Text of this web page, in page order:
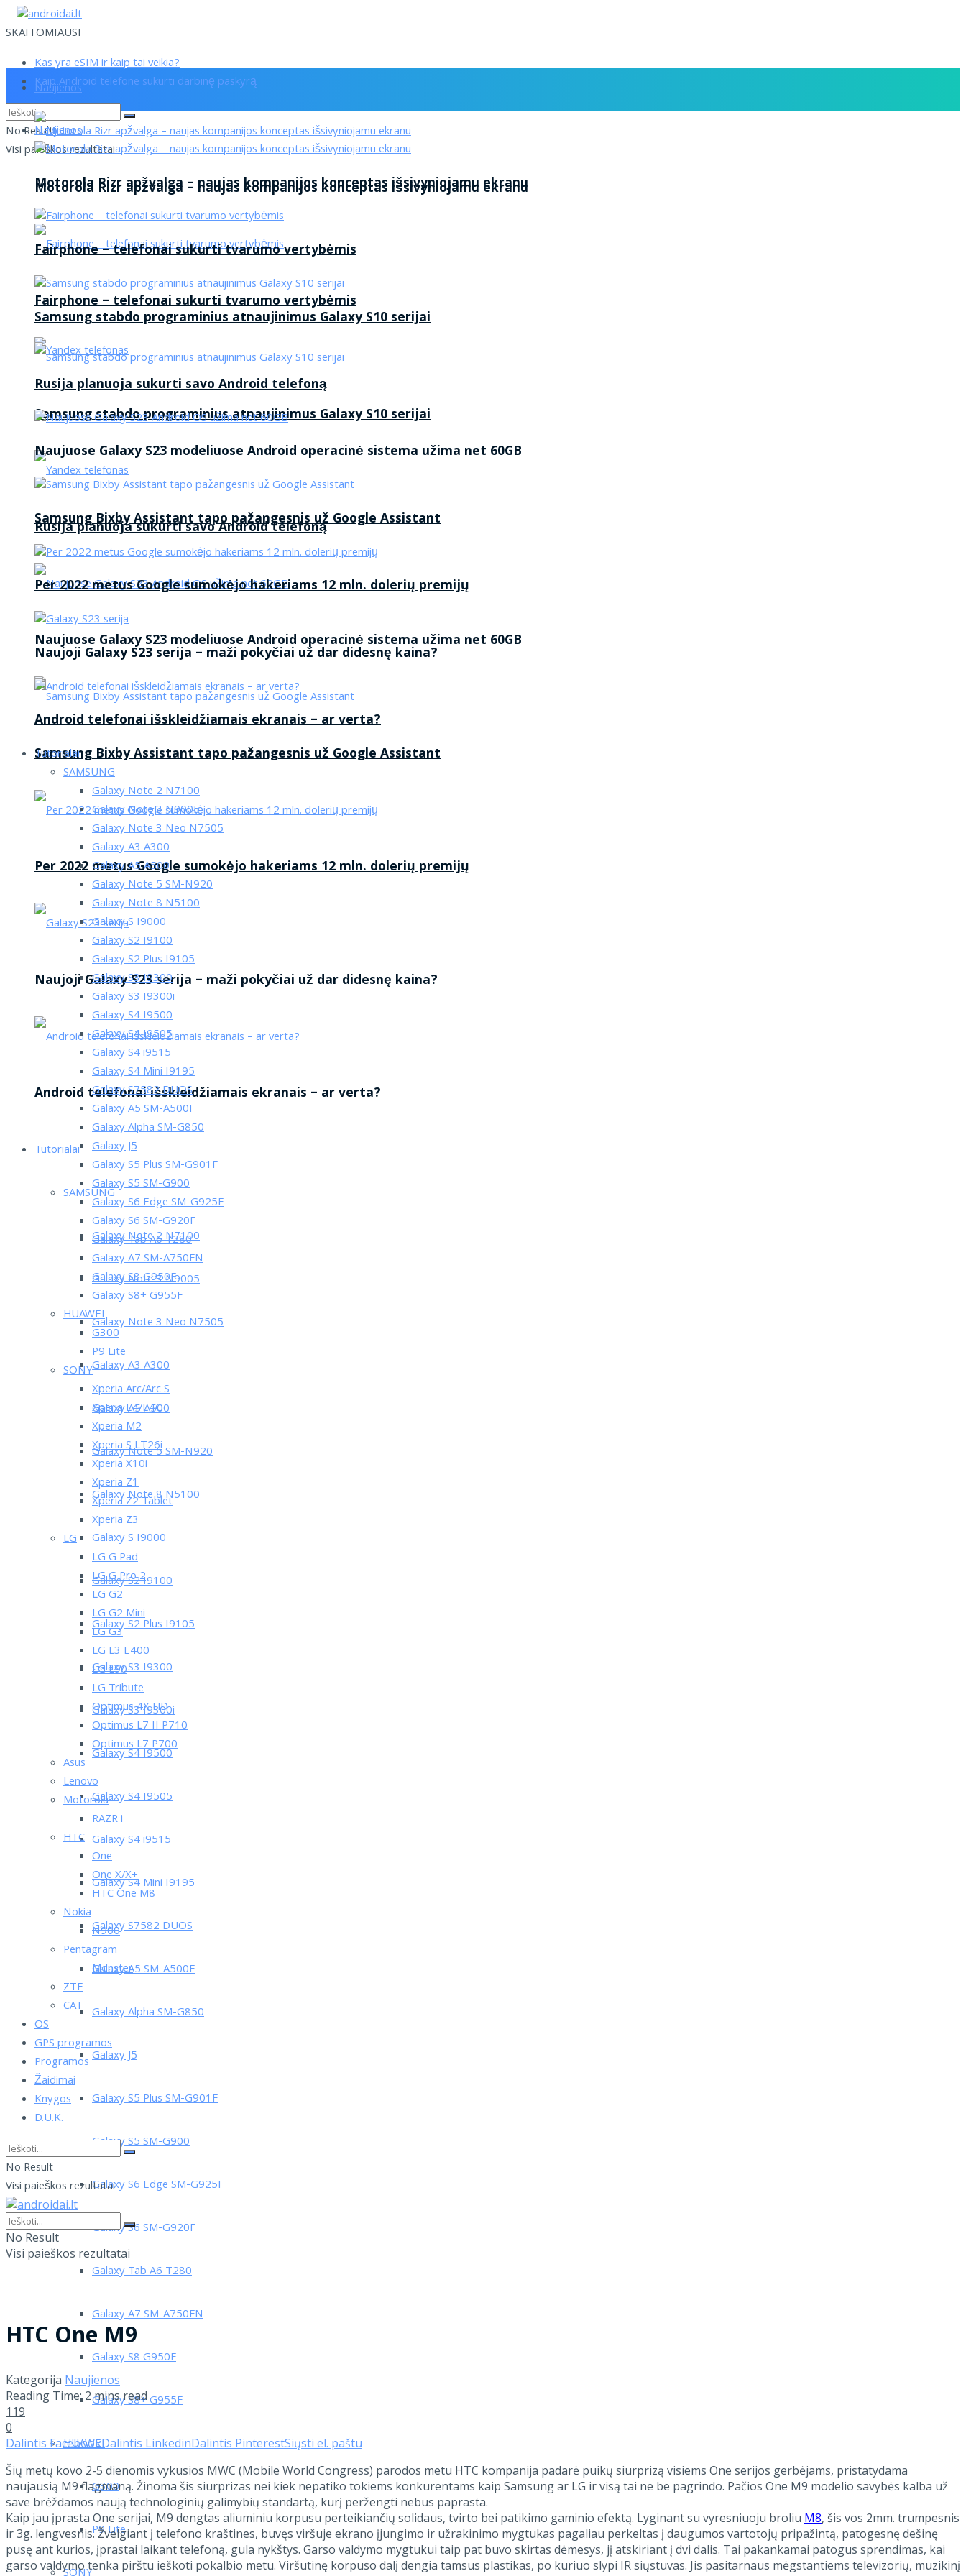
SKAITOMIAUSI
Kas yra eSIM ir kaip tai veikia?
Kaip Android telefone sukurti darbinę paskyrą
No Result
Visi paieškos rezultatai
Naujienos
Motorola Rizr apžvalga – naujas kompanijos konceptas išsivyniojamu ekranu
Fairphone – telefonai sukurti tvarumo vertybėmis
Samsung stabdo programinius atnaujinimus Galaxy S10 serijai
Rusija planuoja sukurti savo Android telefoną
Naujuose Galaxy S23 modeliuose Android operacinė sistema užima net 60GB
Samsung Bixby Assistant tapo pažangesnis už Google Assistant
Per 2022 metus Google sumokėjo hakeriams 12 mln. dolerių premijų
Naujoji Galaxy S23 serija – maži pokyčiai už dar didesnę kaina?
Android telefonai išskleidžiamais ekranais – ar verta?
Tutorialai
SAMSUNG
Galaxy Note 2 N7100
Galaxy Note 3 N9005
Galaxy Note 3 Neo N7505
Galaxy A3 A300
Galaxy A5 A500
Galaxy Note 5 SM-N920
Galaxy Note 8 N5100
Galaxy S I9000
Galaxy S2 I9100
Galaxy S2 Plus I9105
Galaxy S3 I9300
Galaxy S3 I9300i
Galaxy S4 I9500
Galaxy S4 I9505
Galaxy S4 i9515
Galaxy S4 Mini I9195
Galaxy S7582 DUOS
Galaxy A5 SM-A500F
Galaxy Alpha SM-G850
Galaxy J5
Galaxy S5 Plus SM-G901F
Galaxy S5 SM-G900
Galaxy S6 Edge SM-G925F
Galaxy S6 SM-G920F
Galaxy Tab A6 T280
Galaxy A7 SM-A750FN
Galaxy S8 G950F
Galaxy S8+ G955F
HUAWEI
G300
P9 Lite
Naujienos
Motorola Rizr apžvalga – naujas kompanijos konceptas išsivyniojamu ekranu
Fairphone – telefonai sukurti tvarumo vertybėmis
Samsung stabdo programinius atnaujinimus Galaxy S10 serijai
Rusija planuoja sukurti savo Android telefoną
Naujuose Galaxy S23 modeliuose Android operacinė sistema užima net 60GB
Samsung Bixby Assistant tapo pažangesnis už Google Assistant
Per 2022 metus Google sumokėjo hakeriams 12 mln. dolerių premijų
Naujoji Galaxy S23 serija – maži pokyčiai už dar didesnę kaina?
Android telefonai išskleidžiamais ekranais – ar verta?
Tutorialai
SAMSUNG
Galaxy Note 2 N7100
Galaxy Note 3 N9005
Galaxy Note 3 Neo N7505
Galaxy A3 A300
Galaxy A5 A500
Galaxy Note 5 SM-N920
Galaxy Note 8 N5100
Galaxy S I9000
Galaxy S2 I9100
Galaxy S2 Plus I9105
Galaxy S3 I9300
Galaxy S3 I9300i
Galaxy S4 I9500
Galaxy S4 I9505
Galaxy S4 i9515
Galaxy S4 Mini I9195
Galaxy S7582 DUOS
Galaxy A5 SM-A500F
Galaxy Alpha SM-G850
Galaxy J5
Galaxy S5 Plus SM-G901F
Galaxy S5 SM-G900
Galaxy S6 Edge SM-G925F
Galaxy S6 SM-G920F
Galaxy Tab A6 T280
Galaxy A7 SM-A750FN
Galaxy S8 G950F
Galaxy S8+ G955F
HUAWEI
G300
P9 Lite
SONY
Xperia Arc/Arc S
Xperia E4/E4G
Xperia M2
Xperia S LT26i
Xperia X10i
Xperia Z1
Xperia Z2 Tablet
Xperia Z3
LG
LG G Pad
LG G Pro 2
LG G2
LG G2 Mini
LG G3
LG L3 E400
LG L90
LG Tribute
Optimus 4X HD
Optimus L7 II P710
Optimus L7 P700
Asus
Lenovo
Motorola
RAZR i
HTC
One
One X/X+
HTC One M8
Nokia
N900
Pentagram
Monster
ZTE
CAT
OS
GPS programos
Programos
Žaidimai
Knygos
D.U.K.
No Result
Visi paieškos rezultatai
No Result
Visi paieškos rezultatai
HTC One M9
Kategorija Naujienos
Reading Time: 2 mins read
119
0
Dalintis FacebookDalintis LinkedinDalintis PinterestSiųsti el. paštu
Šių metų kovo 2-5 dienomis vykusios MWC (Mobile World Congress) parodos metu HTC kompanija padarė puikų siurprizą visiems One serijos gerbėjams, pristatydama
naujausią M9 flagmaną. Žinoma šis siurprizas nei kiek nepatiko tokiems konkurentams kaip Samsung ar LG ir visą tai ne be pagrindo. Pačios One M9 modelio savybės kalba už
save brėždamos naują technologinių galimybių standartą, kurį peržengti nebus paprasta.
Kaip jau įprasta One serijai, M9 dengtas aliuminiu korpusu perteikiančių solidaus, tvirto bei patikimo gaminio efektą. Lyginant su vyresniuoju broliu M8, šis vos 2mm. trumpesnis
ir 3g. lengvesnis. Žvelgiant į telefono kraštines, buvęs viršuje ekrano įjungimo ir užrakinimo mygtukas pagaliau perkeltas į daugumos vartotojų pripažintą, patogesnę dešinę
pusę ant kurios, įprastai laikant telefoną, gula nykštys. Garso valdymo mygtukui taip pat buvo skirtas dėmesys, jį atskiriant į dvi dalis. Tai pakankamai patogus sprendimas, kai
garso valdymo tenka pirštu ieškoti pokalbio metu. Viršutinę korpuso dalį dengia tamsus plastikas, po kuriuo slypi IR siųstuvas. Jis pasitarnaus mėgstantiems televizorių, muzikinį